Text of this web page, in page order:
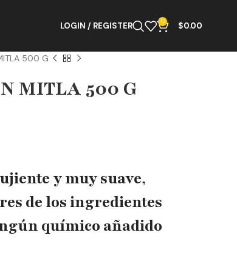
LOGIN / REGISTER 0 $0.00
500 G
MITLA 500 G
y muy suave,
de los ingredientes
químico añadido